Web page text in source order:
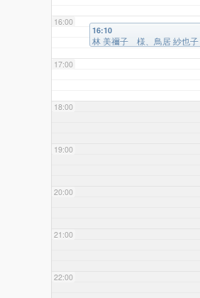
16:00
17:00
18:00
19:00
20:00
21:00
22:00
16:10
林 美禰子 様、鳥居 紗也